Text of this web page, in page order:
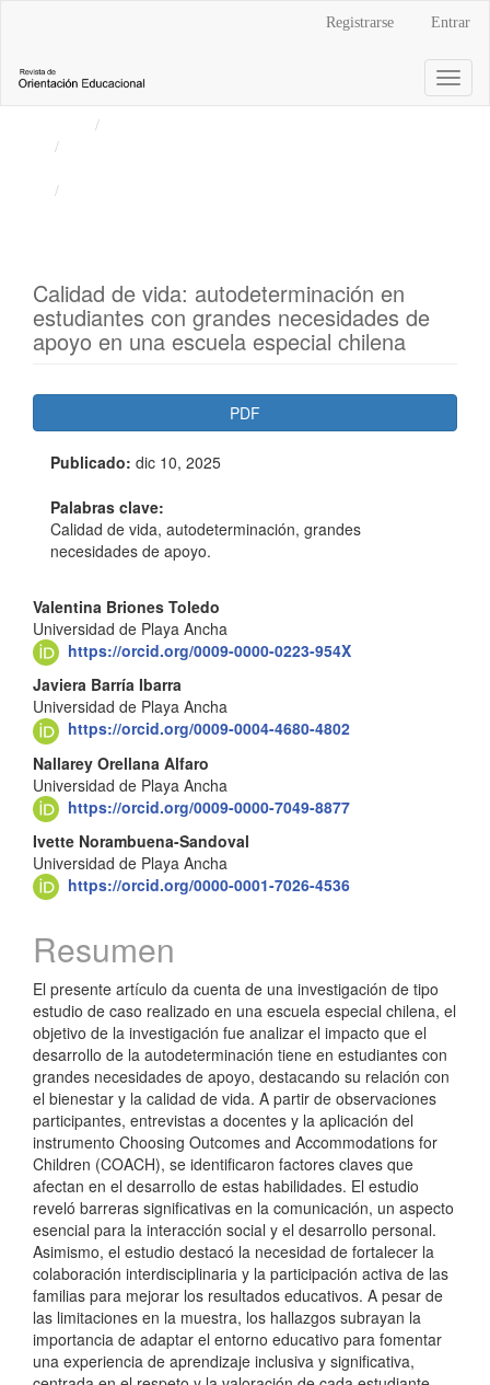
principal
Barra
Registrarse Entrar
Calidad de vida: autodeterminación en
estudiantes con grandes necesidades de
apoyo en una escuela especial chilena
Barra
lateral
del
artículo
PDF
Publicado: dic 10, 2025
Palabras clave:
Calidad de vida, autodeterminación, grandes
necesidades de apoyo.
Contenido
principal
del
artículo
Valentina Briones Toledo
Universidad de Playa Ancha
https://orcid.org/0009-0000-0223-954X
Javiera Barría Ibarra
Universidad de Playa Ancha
https://orcid.org/0009-0004-4680-4802
Nallarey Orellana Alfaro
Universidad de Playa Ancha
https://orcid.org/0009-0000-7049-8877
Ivette Norambuena-Sandoval
Universidad de Playa Ancha
https://orcid.org/0000-0001-7026-4536
Resumen
El presente artículo da cuenta de una investigación de tipo
estudio de caso realizado en una escuela especial chilena, el
objetivo de la investigación fue analizar el impacto que el
desarrollo de la autodeterminación tiene en estudiantes con
grandes necesidades de apoyo, destacando su relación con
el bienestar y la calidad de vida. A partir de observaciones
participantes, entrevistas a docentes y la aplicación del
instrumento Choosing Outcomes and Accommodations for
Children (COACH), se identificaron factores claves que
afectan en el desarrollo de estas habilidades. El estudio
reveló barreras significativas en la comunicación, un aspecto
esencial para la interacción social y el desarrollo personal.
Asimismo, el estudio destacó la necesidad de fortalecer la
colaboración interdisciplinaria y la participación activa de las
familias para mejorar los resultados educativos. A pesar de
las limitaciones en la muestra, los hallazgos subrayan la
importancia de adaptar el entorno educativo para fomentar
una experiencia de aprendizaje inclusiva y significativa,